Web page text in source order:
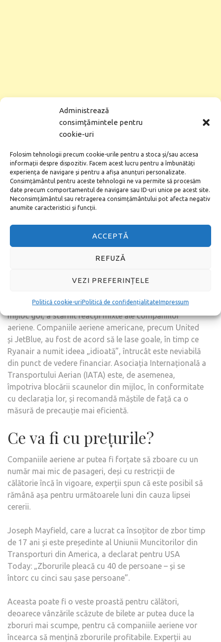
Administrează
consimțămintele pentru
cookie-uri
Folosim tehnologii precum cookie-urile pentru a stoca și/sau accesa
informații despre dispozitiv. Facem acest lucru pentru a îmbunătăți
experiența de navigare și pentru a afișa anunțuri personalizate.
Consimțământul pentru aceste tehnologii ne va permite să procesăm
date precum comportamentul de navigare sau ID-uri unice pe acest site.
Neconsimțământul sau retragerea consimțământului pot afecta negativ
anumite caracteristici și funcții.
ACCEPTĂ
REFUZĂ
VEZI PREFERINȚELE
Politică cookie-uriPolitică de confidențialitateImpressum
Emirates oferă oaspeților chiar truse gratuite de igienă,
care conțin măști, mănuși, șervețele antibacteriene și
produse de igienizare a mâinilor. Mâncarea și păturile
Alte măsuri de precauție
includ obligarea pasagerilor să ceară să meargă la baie
călătoriți cu Delta Airlines. Ideea de a lăsa scaunul din
mijloc gol, a stârnit reacții mixte ale companiilor
aeriene. Companiile aeriene americane, precum United
și JetBlue, au fost de acord să le lase goale, în timp ce
Ryanair a numit ideea „idioată”, întrucât este neviabilă
din punct de vedere financiar. Asociația Internațională a
Transportului Aerian (IATA) este, de asemenea,
împotriva blocării scaunelor din mijloc, în conformitate
cu declarația lor, și recomandă măștile de față ca o
măsură de precauție mai eficientă.
Ce va fi cu prețurile?
Companiile aeriene ar putea fi forțate să zboare cu un
număr mai mic de pasageri, deși cu restricții de
călătorie încă în vigoare, experții spun că este posibil să
rămână așa pentru următoarele luni din cauza lipsei
cererii.
Joseph Mayfield, care a lucrat ca însoțitor de zbor timp
de 17 ani și este președinte al Uniunii Muncitorilor din
Transporturi din America, a declarat pentru USA
Today: „Zborurile pleacă cu 40 de persoane – și se
întorc cu cinci sau șase persoane”.
Aceasta poate fi o veste proastă pentru călători,
deoarece vânzările scăzute de bilete ar putea duce la
zboruri mai scumpe, pentru că companiile aeriene vor
încearca să mențină zborurile profitabile. Experții au